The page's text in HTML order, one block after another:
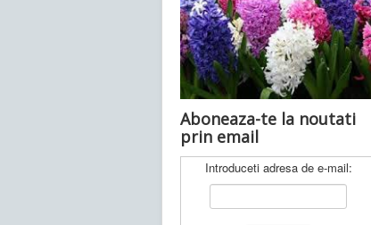
Aboneaza-te la noutati
prin email
Introduceti adresa de e-mail: